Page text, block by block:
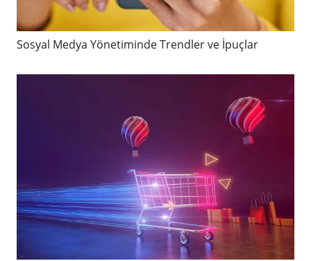
Sosyal Medya Yönetiminde Trendler ve İpuçlar